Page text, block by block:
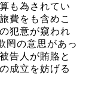
も為されてい
費をも含めこ
犯意が窺われ
罔の意思があっ
告人が賄賂と
成立を妨げる